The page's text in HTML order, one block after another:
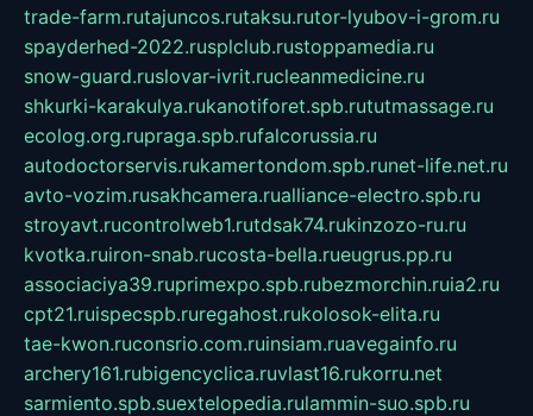
trade-farm.rutajuncos.rutaksu.rutor-lyubov-i-grom.ru
spayderhed-2022.rusplclub.rustoppamedia.ru
snow-guard.ruslovar-ivrit.rucleanmedicine.ru
shkurki-karakulya.rukanotiforet.spb.rututmassage.ru
ecolog.org.rupraga.spb.rufalcorussia.ru
autodoctorservis.rukamertondom.spb.runet-life.net.ru
avto-vozim.rusakhcamera.rualliance-electro.spb.ru
stroyavt.rucontrolweb1.rutdsak74.rukinzozo-ru.ru
kvotka.ruiron-snab.rucosta-bella.rueugrus.pp.ru
associaciya39.ruprimexpo.spb.rubezmorchin.ruia2.ru
cpt21.ruispecspb.ruregahost.rukolosok-elita.ru
tae-kwon.ruconsrio.com.ruinsiam.ruavegainfo.ru
archery161.rubigencyclica.ruvlast16.rukorru.net
sarmiento.spb.suextelopedia.rulammin-suo.spb.ru